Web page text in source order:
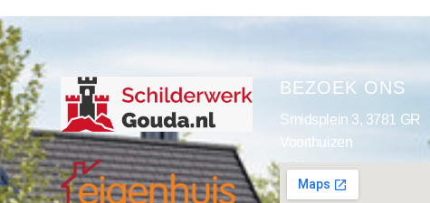
BEZOEK ONS
Smidsplein 3, 3781 GR
Voorthuizen